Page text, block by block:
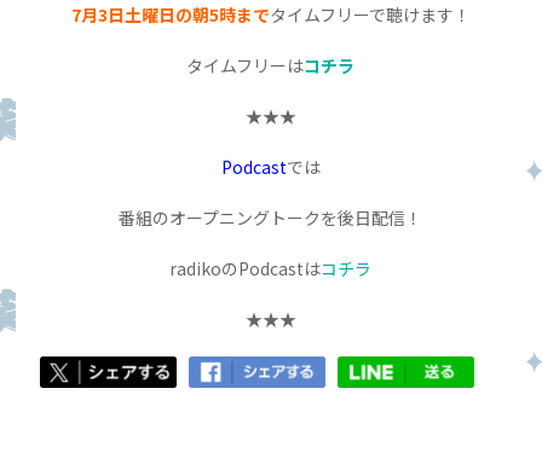
7月3日土曜日の朝5時までタイムフリーで聴けます！
タイムフリーはコチラ
★★★
Podcastでは
番組のオープニングトークを後日配信！
radikoのPodcastはコチラ
★★★